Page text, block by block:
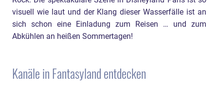
visuell wie laut und der Klang dieser Wasserfälle ist an
sich schon eine Einladung zum Reisen … und zum
Abkühlen an heißen Sommertagen!
Kanäle in Fantasyland entdecken